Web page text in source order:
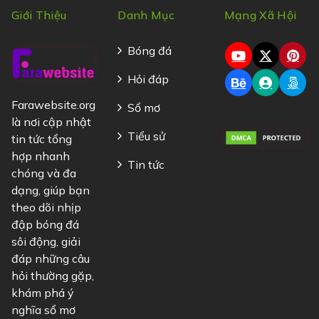
Giới Thiệu
Farawebsite.org
là nơi cập nhật
tin tức tổng
hợp nhanh
chóng và đa
dạng, giúp bạn
theo dõi nhịp
đập bóng đá
sôi động, giải
đáp những câu
hỏi thường gặp,
khám phá ý
nghĩa sổ mơ
Danh Mục
Bóng đá
Hỏi đáp
Sổ mơ
Tiểu sử
Tin tức
Mạng Xã Hội